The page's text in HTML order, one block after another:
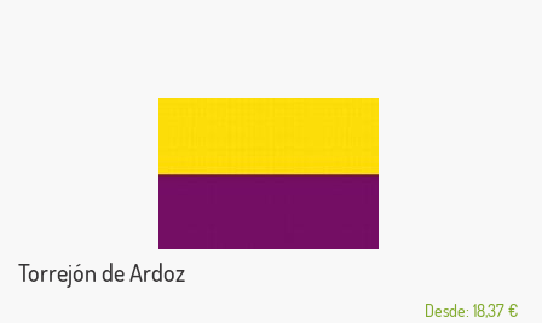
Torrejón de Ardoz
Desde: 18,37 €